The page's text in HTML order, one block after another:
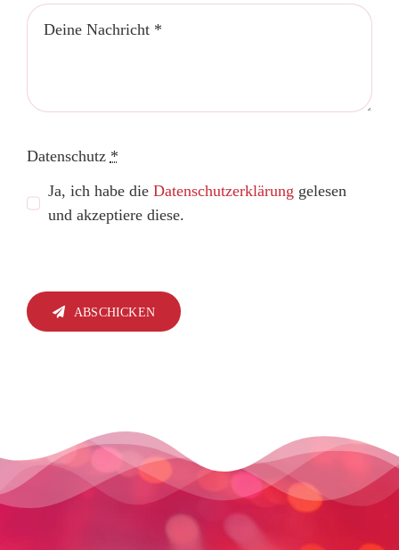
Datenschutz *
Ja, ich habe dieDatenschutzerklärung gelesen
und akzeptiere diese.
ABSCHICKEN